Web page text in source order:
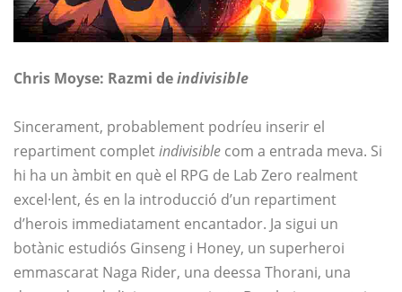
Chris Moyse: Razmi deindivisible
Sincerament, probablement podríeu inserir el
repartiment completindivisible com a entrada meva. Si
hi ha un àmbit en què el RPG de Lab Zero realment
excel·lent, és en la introducció d’un repartiment
d’herois immediatament encantador. Ja sigui un
botànic estudiós Ginseng i Honey, un superheroi
emmascarat Naga Rider, una deessa Thorani, una